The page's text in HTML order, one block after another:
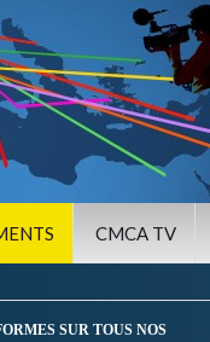
CMCA TV
SUR TOUS NOS